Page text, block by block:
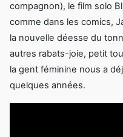
compagnon), le film solo
comme dans les comics,
la nouvelle déesse du
autres rabats-joie, petit
la gent féminine nous a
quelques années.